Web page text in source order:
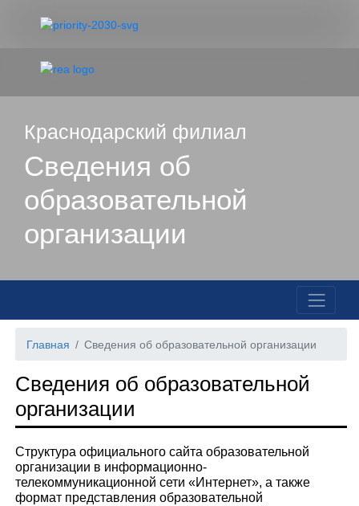
Краснодарский филиал
Сведения об
образовательной
организации
Главная Сведения об образовательной организации
Сведения об образовательной
организации
Структура официального сайта образовательной
организации в информационно-
телекоммуникационной сети «Интернет», а также
формат представления образовательной